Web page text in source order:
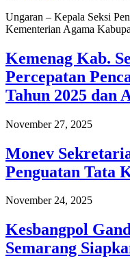
Ungaran – Kepala Seksi
Kementerian Agama
Kemenag Kab.
Percepatan
Tahun 2025 dan
November 27, 2025
Monev
Penguatan Tata
November 24, 2025
Kesbangpol
Semarang